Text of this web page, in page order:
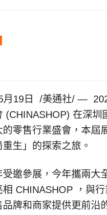
19日 /美通社/ —
(CHINASHOP) 在深圳
的零售行業盛會，本屆
生」的探索之旅。
受邀參展，今年攜兩大
CHINASHOP
，與
牌和商家提供更前沿